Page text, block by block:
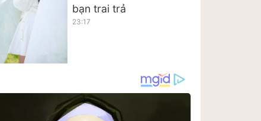
bạn trai trả
23:17